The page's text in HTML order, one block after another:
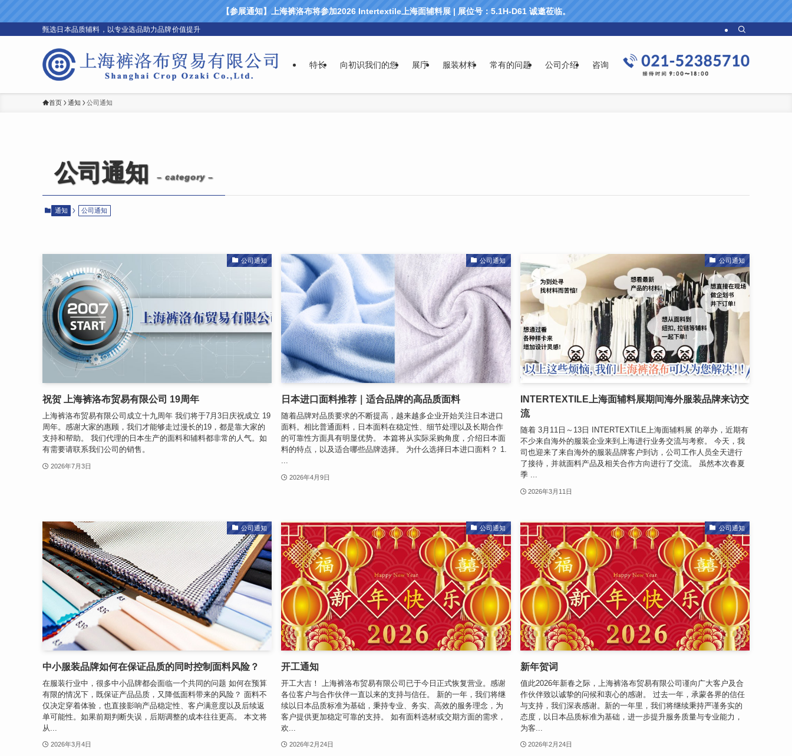
【参展通知】上海裤洛布将参加2026 Intertextile上海面辅料展 | 展位号：5.1H-D61 诚邀莅临。
甄选日本品质辅料，以专业选品助力品牌价值提升
特长 向初识我们的您 展庁 服装材料 常有的问题 公司介绍 咨询
首页 通知 公司通知
公司通知 – category –
通知 公司通知
公司通知
祝贺 上海裤洛布贸易有限公司 19周年
上海裤洛布贸易有限公司成立十九周年 我们将于7月3日庆祝成立 19
周年。感谢大家的惠顾，我们才能够走过漫长的19，都是靠大家的
支持和帮助。 我们代理的日本生产的面料和辅料都非常的人气。如
有需要请联系我们公司的销售。
2026年7月3日
公司通知
日本进口面料推荐｜适合品牌的高品质面料
随着品牌对品质要求的不断提高，越来越多企业开始关注日本进口
面料。相比普通面料，日本面料在稳定性、细节处理以及长期合作
的可靠性方面具有明显优势。 本篇将从实际采购角度，介绍日本面
料的特点，以及适合哪些品牌选择。 为什么选择日本进口面料？ 1.
...
2026年4月9日
公司通知
INTERTEXTILE上海面辅料展期间海外服装品牌来访交
流
随着 3月11日～13日 INTERTEXTILE上海面辅料展 的举办，近期有
不少来自海外的服装企业来到上海进行业务交流与考察。 今天，我
司也迎来了来自海外的服装品牌客户到访，公司工作人员全天进行
了接待，并就面料产品及相关合作方向进行了交流。 虽然本次春夏
季 ...
2026年3月11日
公司通知
中小服装品牌如何在保证品质的同时控制面料风险？
在服装行业中，很多中小品牌都会面临一个共同的问题 如何在预算
有限的情况下，既保证产品品质，又降低面料带来的风险？ 面料不
仅决定穿着体验，也直接影响产品稳定性、客户满意度以及后续返
单可能性。如果前期判断失误，后期调整的成本往往更高。 本文将
从...
2026年3月4日
公司通知
开工通知
开工大吉！ 上海裤洛布贸易有限公司已于今日正式恢复营业。感谢
各位客户与合作伙伴一直以来的支持与信任。 新的一年，我们将继
续以日本品质标准为基础，秉持专业、务实、高效的服务理念，为
客户提供更加稳定可靠的支持。 如有面料选材或交期方面的需求，
欢...
2026年2月24日
公司通知
新年贺词
值此2026年新春之际，上海裤洛布贸易有限公司谨向广大客户及合
作伙伴致以诚挚的问候和衷心的感谢。 过去一年，承蒙各界的信任
与支持，我们深表感谢。新的一年里，我们将继续秉持严谨务实的
态度，以日本品质标准为基础，进一步提升服务质量与专业能力，
为客...
2026年2月24日